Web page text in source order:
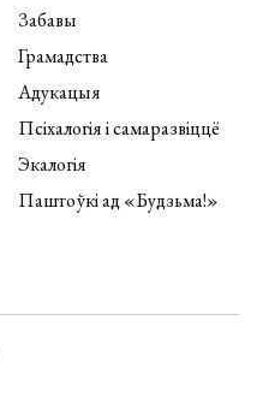
Забавы
Грамадства
Адукацыя
Псіхалогія і самаразвіццё
Экалогія
Паштоўкі ад «Будзьма!»